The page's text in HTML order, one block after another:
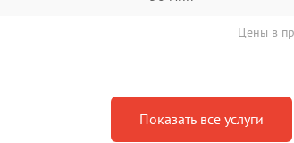
Цены в
Показать все услуги